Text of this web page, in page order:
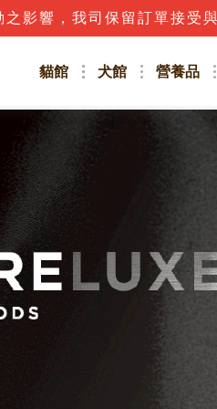
影響，我司保留訂單接受
貓館 犬館 營養品